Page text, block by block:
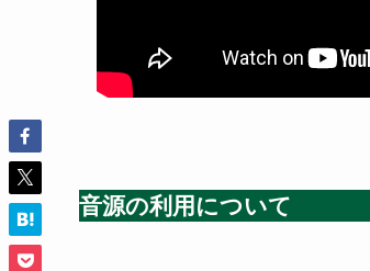
音源の利用について